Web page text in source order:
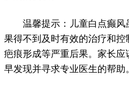
温馨提示：儿童白点癫风
果得不到及时有效的治疗和控
疤痕形成等严重后果。家长
早发现并寻求专业医生的帮助